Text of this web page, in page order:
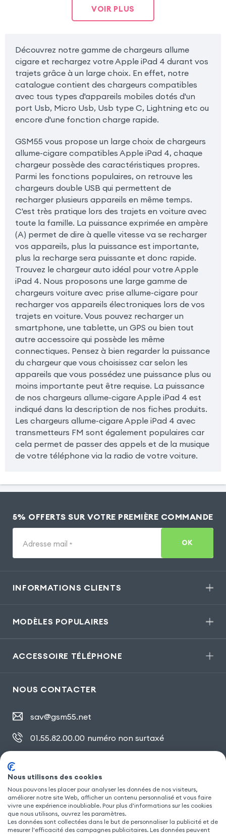
VOIR PLUS
Découvrez notre gamme de chargeurs allume
cigare et rechargez votre Apple iPad 4 durant vos
trajets grâce à un large choix. En effet, notre
catalogue contient des chargeurs compatibles
avec tous types d'appareils mobiles dotés d'un
port Usb, Micro Usb, Usb type C, Lightning etc ou
encore d'une fonction charge rapide.
GSM55 vous propose un large choix de chargeurs
allume-cigare compatibles Apple iPad 4, chaque
chargeur possède des caractéristiques propres.
Parmi les fonctions populaires, on retrouve les
chargeurs double USB qui permettent de
recharger plusieurs appareils en même temps.
C'est très pratique lors des trajets en voiture avec
toute la famille. La puissance exprimée en ampère
(A) permet de dire à quelle vitesse va se recharger
vos appareils, plus la puissance est importante,
plus la recharge sera puissante et donc rapide.
Trouvez le chargeur auto idéal pour votre Apple
iPad 4. Nous proposons une large gamme de
chargeurs voiture avec prise allume-cigare pour
recharger vos appareils électroniques lors de vos
trajets en voiture. Vous pouvez recharger un
smartphone, une tablette, un GPS ou bien tout
autre accessoire qui possède les même
connectiques. Pensez à bien regarder la puissance
du chargeur que vous choisissez car selon les
appareils que vous possédez une puissance plus ou
moins importante peut être requise. La puissance
de nos chargeurs allume-cigare Apple iPad 4 est
indiqué dans la description de nos fiches produits.
Les chargeurs allume-cigare Apple iPad 4 avec
transmetteurs FM sont également populaires car
cela permet de passer des appels et de la musique
de votre téléphone via la radio de votre voiture.
5% OFFERTS SUR VOTRE PREMIÈRE COMMANDE
Adresse mail * OK
INFORMATIONS CLIENTS
MODÈLES POPULAIRES
ACCESSOIRE TÉLÉPHONE
NOUS CONTACTER
sav@gsm55.net
01.55.82.00.00 numéro non surtaxé
SUIVEZ NOUS
Nous utilisons des cookies
Nous pouvons les placer pour analyser les données de nos visiteurs,
améliorer notre site Web, afficher un contenu personnalisé et vous faire
vivre une expérience inoubliable. Pour plus d'informations sur les cookies
que nous utilisons, ouvrez les paramètres.
Les données sont collectées dans le but de personnaliser la publicité et de
mesurer l'efficacité des campagnes publicitaires. Les données peuvent